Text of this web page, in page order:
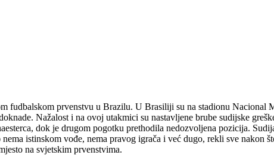
fudbalskom prvenstvu u Brazilu. U Brasiliji su na stadionu Nacional
Nažalost i na ovoj utakmici su nastavljene brube sudijske
dok je drugom pogotku prethodila nedozvoljena pozicija.
istinskom vođe, nema pravog igrača i već dugo, rekli sve nakon
na svjetskim prvenstvima.